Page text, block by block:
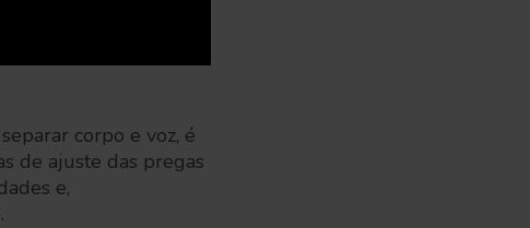
corpo e voz, é
de ajuste das pregas
e,